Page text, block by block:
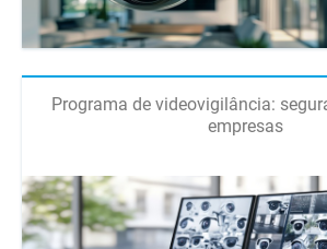
Programa de videovigilância:
empresas